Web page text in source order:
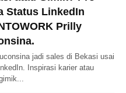
Status LinkedIn
Prilly
jadi sales di Bekasi usai
Inspirasi karier atau